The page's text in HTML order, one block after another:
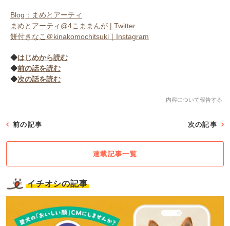
Blog：まめとアーティ
まめとアーティ@4こままんが | Twitter
餅付きなこ＠kinakomochitsuki｜Instagram
◆はじめから読む
◆前の話を読む
◆次の話を読む
内容について報告する
前の記事 次の記事
連載記事一覧
イチオシの記事